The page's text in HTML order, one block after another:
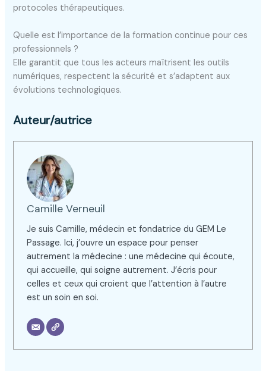
protocoles thérapeutiques.
Quelle est l’importance de la formation continue pour ces
professionnels ?
Elle garantit que tous les acteurs maîtrisent les outils
numériques, respectent la sécurité et s’adaptent aux
évolutions technologiques.
Auteur/autrice
Camille Verneuil
Je suis Camille, médecin et fondatrice du GEM Le
Passage. Ici, j’ouvre un espace pour penser
autrement la médecine : une médecine qui écoute,
qui accueille, qui soigne autrement. J’écris pour
celles et ceux qui croient que l’attention à l’autre
est un soin en soi.